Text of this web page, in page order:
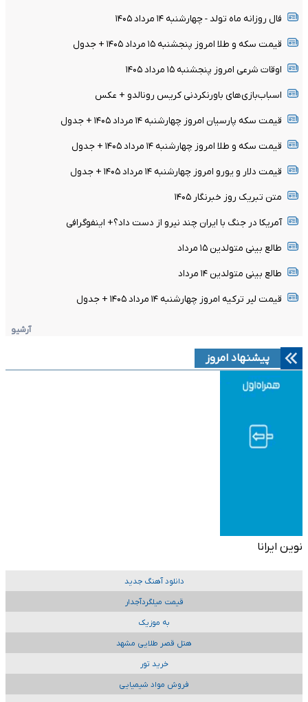
فال روزانه ماه تولد - چهارشنبه ۱۴ مرداد ۱۴۰۵
قیمت سکه و طلا امروز پنجشنبه ۱۵ مرداد ۱۴۰۵ + جدول
اوقات شرعی امروز پنجشنبه ۱۵ مرداد ۱۴۰۵
اسباب‌بازی‌های باورنکردنی کریس رونالدو + عکس
قیمت سکه پارسیان امروز چهارشنبه ۱۴ مرداد ۱۴۰۵ + جدول
قیمت سکه و طلا امروز چهارشنبه ۱۴ مرداد ۱۴۰۵ + جدول
قیمت دلار و یورو امروز چهارشنبه ۱۴ مرداد ۱۴۰۵ + جدول
متن تبریک روز خبرنگار ۱۴۰۵
آمریکا در جنگ با ایران چند نیرو از دست داد؟+ اینفوگرافی
طالع بینی متولدین ۱۵ مرداد
طالع بینی متولدین ۱۴ مرداد
قیمت لیر ترکیه امروز چهارشنبه ۱۴ مرداد ۱۴۰۵ + جدول
آرشیو
پیشنهاد امروز
نوین ایرانا
دانلود آهنگ جدید
قیمت میلگردآجدار
به موزیک
هتل قصر طلایی مشهد
خرید تور
فروش مواد شیمیایی